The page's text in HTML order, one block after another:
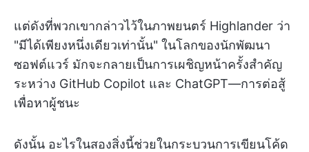
แต่ดังที่พวกเขากล่าวไว้ในภาพยนตร์ Highlander ว่า
"มีได้เพียงหนึ่งเดียวเท่านั้น" ในโลกของนักพัฒนา
ซอฟต์แวร์ มักจะกลายเป็นการเผชิญหน้าครั้งสำคัญ
ระหว่าง GitHub Copilot และ ChatGPT—การต่อสู้
เพื่อหาผู้ชนะ
ดังนั้น อะไรในสองสิ่งนี้ช่วยในกระบวนการเขียนโค้ด